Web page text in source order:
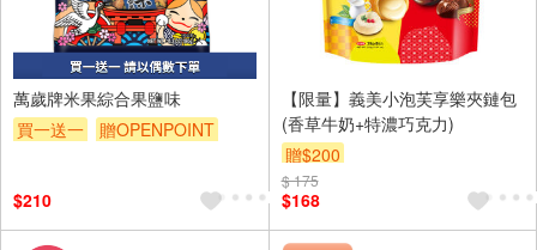
萬歲牌米果綜合果鹽味
買一送一
贈OPENPOINT
$210
【限量】義美小泡芙享樂夾鏈包
(香草牛奶+特濃巧克力)
贈$200
$ 175
$168